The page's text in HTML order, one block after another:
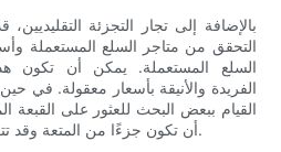
بالإضافة إلى تجار التجزئة
التحقق من متاجر السلع المستعملة
السلع المستعملة. يمكن أن تكون
القيام ببعض البحث للعثور على القبعة
أن تكون جزءًا من المتعة وقد تتعثر على جوهرة مخفية حقيقية.